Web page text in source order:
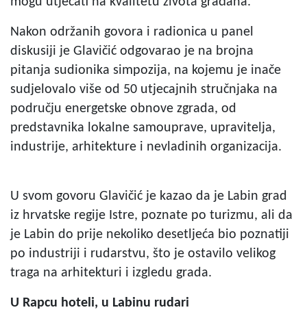
Nakon održanih govora i radionica u panel
diskusiji je Glavičić odgovarao je na brojna
pitanja sudionika simpozija, na kojemu je inače
sudjelovalo više od 50 utjecajnih stručnjaka na
području energetske obnove zgrada, od
predstavnika lokalne samouprave, upravitelja,
industrije, arhitekture i nevladinih organizacija.
U svom govoru Glavičić je kazao da je Labin grad
iz hrvatske regije Istre, poznate po turizmu, ali da
je Labin do prije nekoliko desetljeća bio poznatiji
po industriji i rudarstvu, što je ostavilo velikog
traga na arhitekturi i izgledu grada.
U Rapcu hoteli, u Labinu rudari